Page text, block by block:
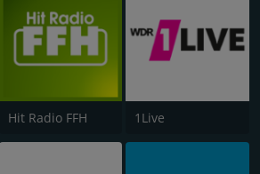
Hit Radio FFH 1Live